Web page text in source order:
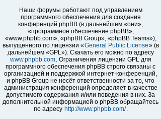
Наши форумы работают под управлением
программного обеспечения для создания
конференций phpBB (в дальнейшем «они»,
«программное обеспечение phpBB»,
«www.phpbb.com», «phpBB Group», «phpBB Teams»),
выпущенного по лицензии «General Public License» (в
дальнейшем «GPL»). Скачать его можно по адресу
www.phpbb.com. Ограничения лицензии GPL для
программного обеспечения phpBB строго связаны с
организацией и поддержкой интернет-конференций,
и phpBB Group не несёт ответственности за то, что
администрация конференций определяет в качестве
допустимого содержания и/или поведения в них. За
дополнительной информацией о phpBB обращайтесь
по адресу http://www.phpbb.com/.